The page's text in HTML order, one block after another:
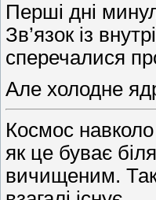
Перші дні
Зв’язок із
сперечалися
Але холодне
Космос
як це буває
вичищеним. Так